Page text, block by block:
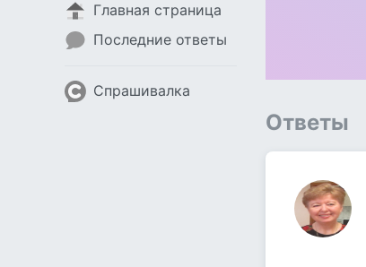
Главная страница
Последние ответы
Спрашивалка
Ответы